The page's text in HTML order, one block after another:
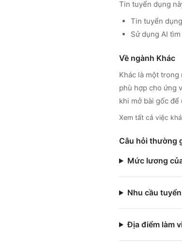
Tin tuyển dụng
Tin tuyển
Sử dụng AI
Về ngành Khác
Khác là một trong
phù hợp cho ứng
khi mở bài gốc để
Xem tất cả việc
Câu hỏi thường
Mức lương
Nhu cầu
Địa điểm làm